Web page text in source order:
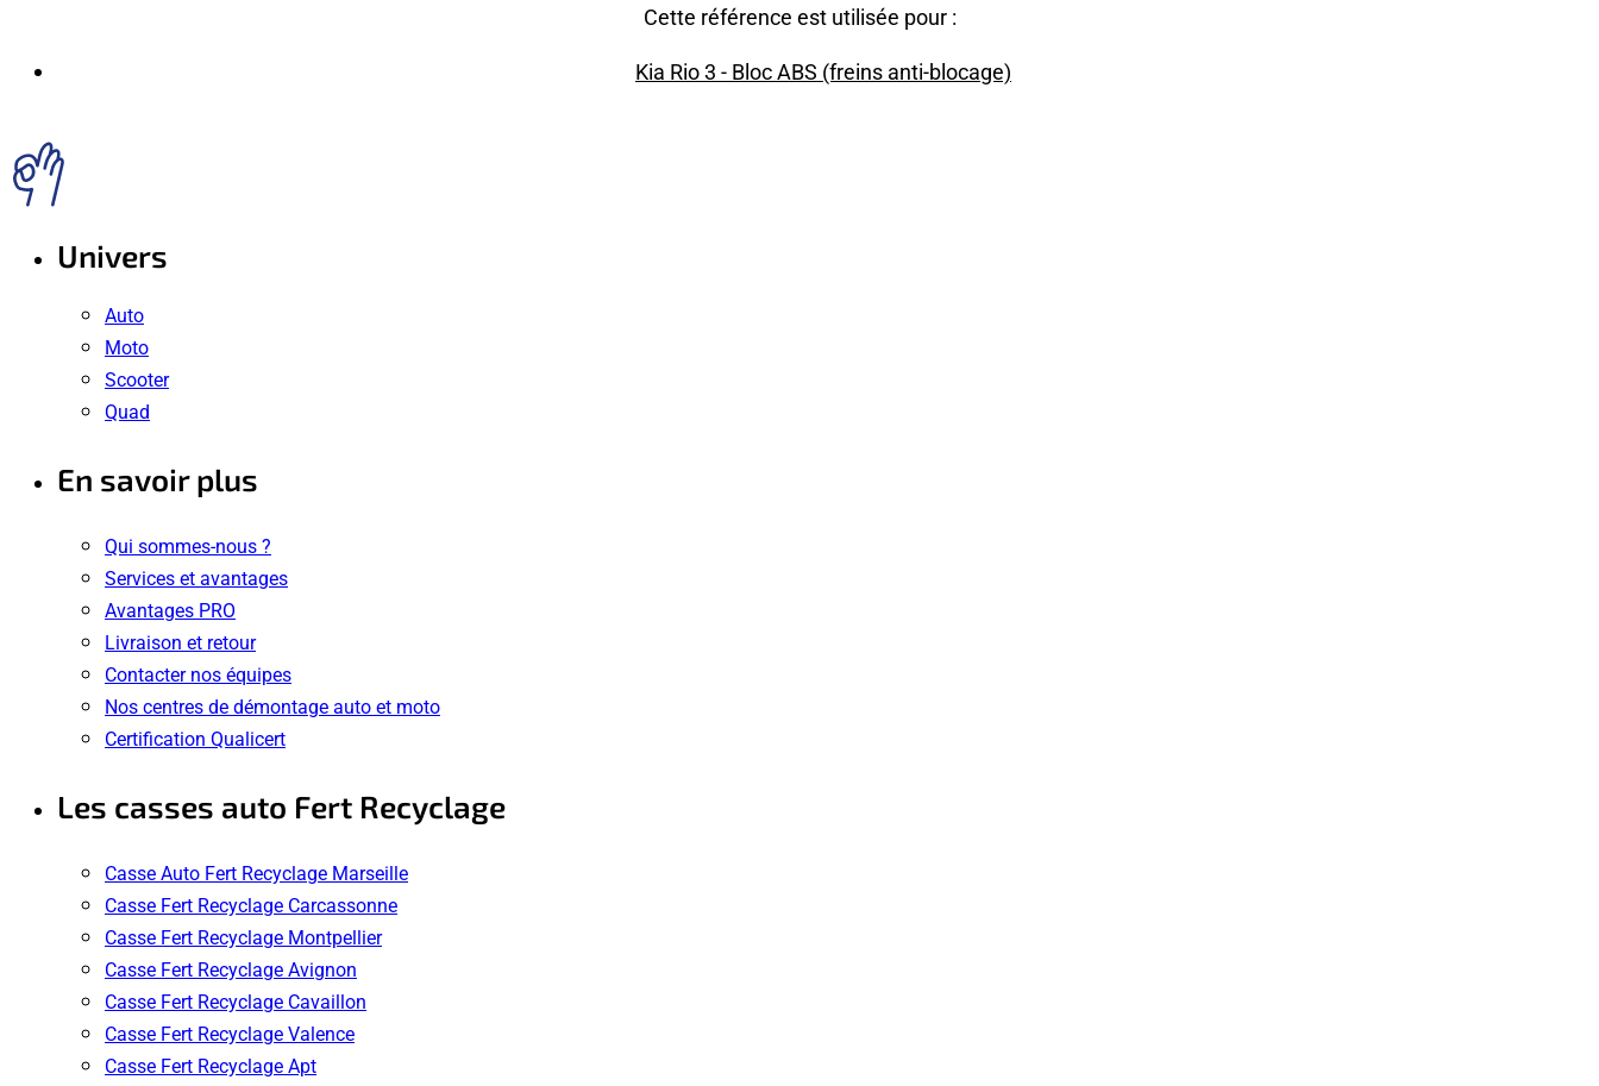
Cette référence est utilisée pour :
Kia Rio 3 - Bloc ABS (freins anti-blocage)
Univers
Auto
Moto
Scooter
Quad
En savoir plus
Qui sommes-nous ?
Services et avantages
Avantages PRO
Livraison et retour
Contacter nos équipes
Nos centres de démontage auto et moto
Certification Qualicert
Les casses auto Fert Recyclage
Casse Auto Fert Recyclage Marseille
Casse Fert Recyclage Carcassonne
Casse Fert Recyclage Montpellier
Casse Fert Recyclage Avignon
Casse Fert Recyclage Cavaillon
Casse Fert Recyclage Valence
Casse Fert Recyclage Apt